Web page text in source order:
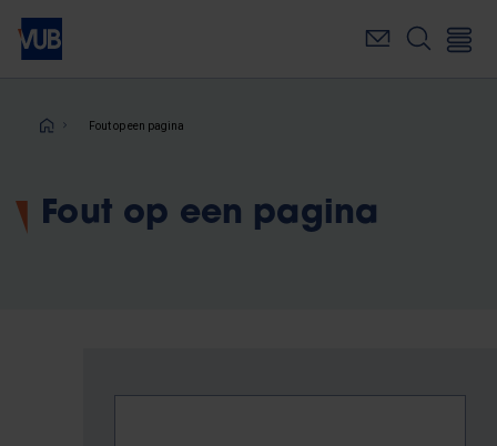
Overslaan
naar
inhoudKruimelpad
Fout op een pagina
Fout op een pagina